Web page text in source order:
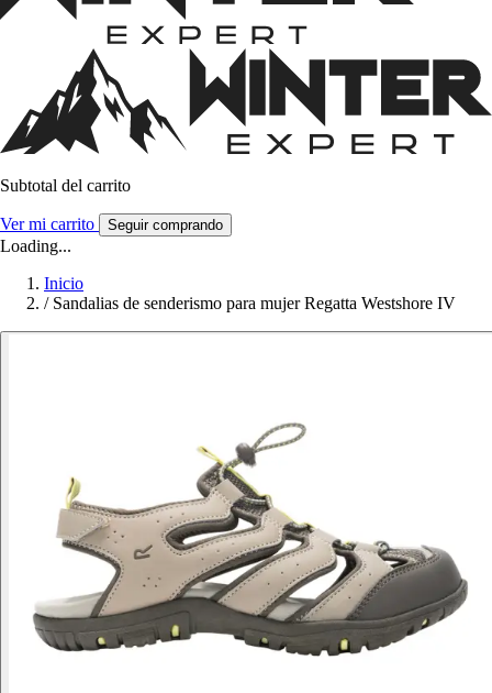
Subtotal del carrito
Ver mi carrito Seguir comprando
Loading...
Inicio
/ Sandalias de senderismo para mujer Regatta Westshore IV